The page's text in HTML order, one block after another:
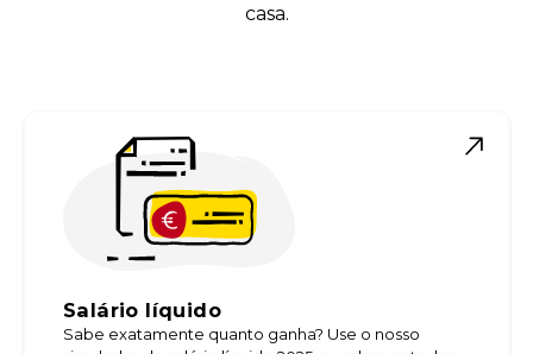
casa.
Salário líquido
Sabe exatamente quanto ganha? Use o nosso